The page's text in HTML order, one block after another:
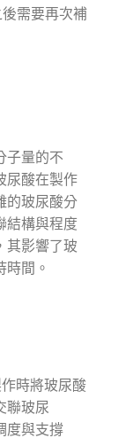
需要再次補
子量的不
尿酸在製作
的玻尿酸分
結構與程度
其影響了玻
時間。
時將玻尿酸
聯玻尿
度與支撐